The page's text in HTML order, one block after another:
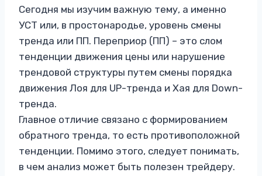
Сегодня мы изучим важную тему, а именно
УСТ или, в простонародье, уровень смены
тренда или ПП. Переприор (ПП) – это слом
тенденции движения цены или нарушение
трендовой структуры путем смены порядка
движения Лоя для UP-тренда и Хая для Down-
тренда.
Главное отличие связано с формированием
обратного тренда, то есть противоположной
тенденции. Помимо этого, следует понимать,
в чем анализ может быть полезен трейдеру.